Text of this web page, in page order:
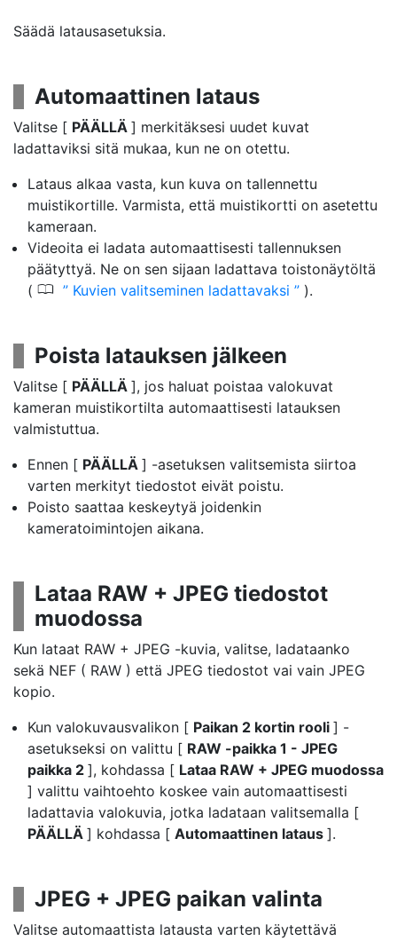
Säädä latausasetuksia.
Automaattinen lataus
Valitse [ PÄÄLLÄ ] merkitäksesi uudet kuvat
ladattaviksi sitä mukaa, kun ne on otettu.
Lataus alkaa vasta, kun kuva on tallennettu
muistikortille. Varmista, että muistikortti on asetettu
kameraan.
Videoita ei ladata automaattisesti tallennuksen
päätyttyä. Ne on sen sijaan ladattava toistonäytöltä
( 0 Kuvien valitseminen ladattavaksi ).
Poista latauksen jälkeen
Valitse [ PÄÄLLÄ ], jos haluat poistaa valokuvat
kameran muistikortilta automaattisesti latauksen
valmistuttua.
Ennen [ PÄÄLLÄ ] -asetuksen valitsemista siirtoa
varten merkityt tiedostot eivät poistu.
Poisto saattaa keskeytyä joidenkin
kameratoimintojen aikana.
Lataa RAW + JPEG tiedostot
muodossa
Kun lataat RAW + JPEG -kuvia, valitse, ladataanko
sekä NEF ( RAW ) että JPEG tiedostot vai vain JPEG
kopio.
Kun valokuvausvalikon [ Paikan 2 kortin rooli ] -
asetukseksi on valittu [ RAW -paikka 1 - JPEG
paikka 2 ], kohdassa [ Lataa RAW + JPEG muodossa
] valittu vaihtoehto koskee vain automaattisesti
ladattavia valokuvia, jotka ladataan valitsemalla [
PÄÄLLÄ ] kohdassa [ Automaattinen lataus ].
JPEG + JPEG paikan valinta
Valitse automaattista latausta varten käytettävä